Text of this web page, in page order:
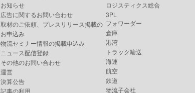
お知らせ
広告に関するお問い合わせ
取材のご依頼、プレスリリース掲載の
お申込み
物流セミナー情報の掲載申込み
ニュース配信登録
その他のお問い合わせ
運営
決算公告
記事の利用
ロジスティクス総合
3PL
フォワーダー
倉庫
港湾
トラック輸送
海運
航空
鉄道
物流子会社